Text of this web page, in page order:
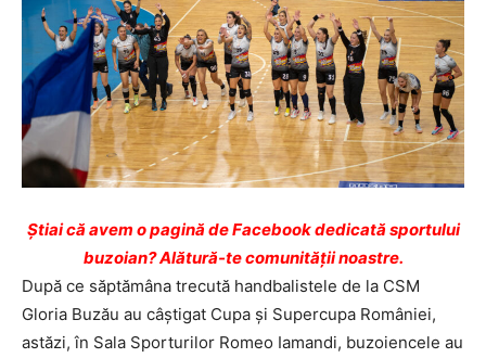
Ştiai că avem o pagină de Facebook dedicată sportului
buzoian? Alătură-te comunității noastre.
După ce săptămâna trecută handbalistele de la CSM
Gloria Buzău au câștigat Cupa și Supercupa României,
astăzi, în Sala Sporturilor Romeo Iamandi, buzoiencele au